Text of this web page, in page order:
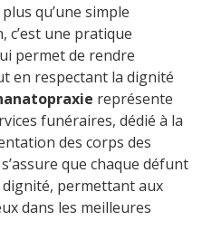
qu’une simple
c’est une pratique
permet de rendre
en respectant la dignité
représente
funéraires, dédié à la
des corps des
s’assure que chaque défunt
permettant aux
dans les meilleures